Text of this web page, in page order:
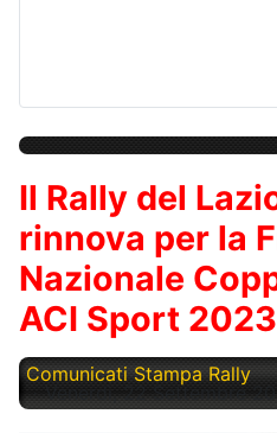
Il Rally del
rinnova per la
Nazionale
ACI Sport 2023
Comunicati Stampa Rally
Venerdì, 22 Settembre